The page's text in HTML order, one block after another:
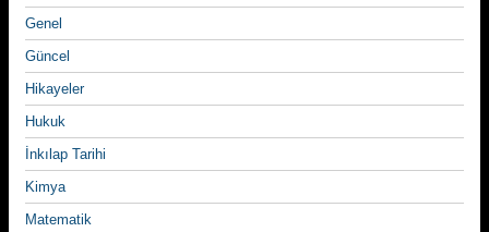
Genel
Güncel
Hikayeler
Hukuk
İnkılap Tarihi
Kimya
Matematik